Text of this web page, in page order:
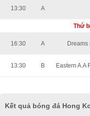
13:30 A
Thứ
16:30 A Dreams
13:30 B Eastern A.A
Kết quả bóng đá Hong